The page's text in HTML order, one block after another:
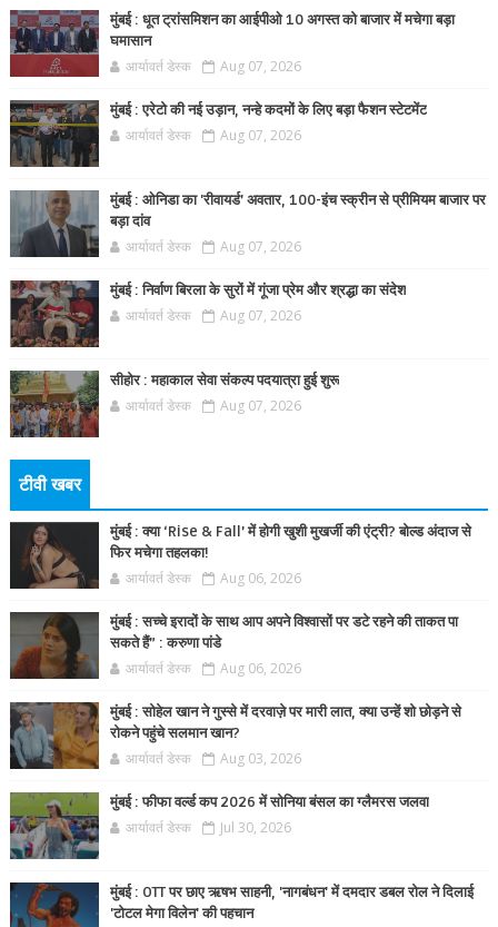
मुंबई : धूत ट्रांसमिशन का आईपीओ 10 अगस्त को बाजार में मचेगा बड़ा
घमासान
आर्यावर्त डेस्क Aug 07, 2026
मुंबई : एरेटो की नई उड़ान, नन्हे कदमों के लिए बड़ा फैशन स्टेटमेंट
आर्यावर्त डेस्क Aug 07, 2026
मुंबई : ओनिडा का 'रीवायर्ड’ अवतार, 100-इंच स्क्रीन से प्रीमियम बाजार पर
बड़ा दांव
आर्यावर्त डेस्क Aug 07, 2026
मुंबई : निर्वाण बिरला के सुरों में गूंजा प्रेम और श्रद्धा का संदेश
आर्यावर्त डेस्क Aug 07, 2026
सीहोर : महाकाल सेवा संकल्प पदयात्रा हुई शुरू
आर्यावर्त डेस्क Aug 07, 2026
टीवी खबर
मुंबई : क्या ‘Rise & Fall’ में होगी खुशी मुखर्जी की एंट्री? बोल्ड अंदाज से
फिर मचेगा तहलका!
आर्यावर्त डेस्क Aug 06, 2026
मुंबई : सच्चे इरादों के साथ आप अपने विश्वासों पर डटे रहने की ताकत पा
सकते हैं” : करुणा पांडे
आर्यावर्त डेस्क Aug 06, 2026
मुंबई : सोहेल खान ने गुस्से में दरवाज़े पर मारी लात, क्या उन्हें शो छोड़ने से
रोकने पहुंचे सलमान खान?
आर्यावर्त डेस्क Aug 03, 2026
मुंबई : फीफा वर्ल्ड कप 2026 में सोनिया बंसल का ग्लैमरस जलवा
आर्यावर्त डेस्क Jul 30, 2026
मुंबई : OTT पर छाए ऋषभ साहनी, 'नागबंधन' में दमदार डबल रोल ने दिलाई
'टोटल मेगा विलेन' की पहचान